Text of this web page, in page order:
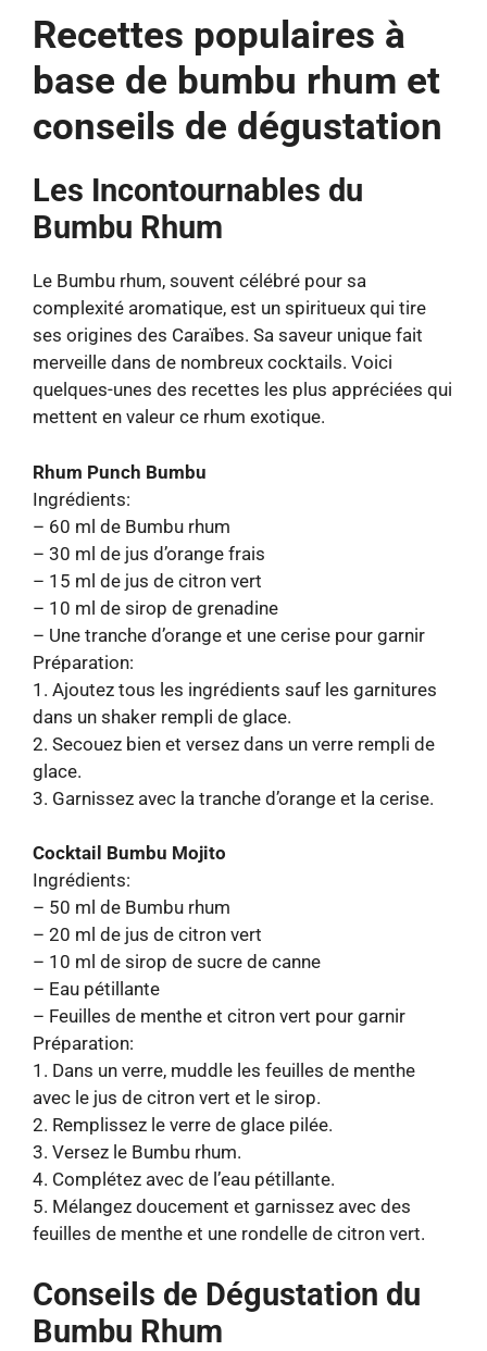
Recettes populaires à
base de bumbu rhum et
conseils de dégustation
Les Incontournables du
Bumbu Rhum
Le Bumbu rhum, souvent célébré pour sa
complexité aromatique, est un spiritueux qui tire
ses origines des Caraïbes. Sa saveur unique fait
merveille dans de nombreux cocktails. Voici
quelques-unes des recettes les plus appréciées qui
mettent en valeur ce rhum exotique.
Rhum Punch Bumbu
Ingrédients:
– 60 ml de Bumbu rhum
– 30 ml de jus d’orange frais
– 15 ml de jus de citron vert
– 10 ml de sirop de grenadine
– Une tranche d’orange et une cerise pour garnir
Préparation:
1. Ajoutez tous les ingrédients sauf les garnitures
dans un shaker rempli de glace.
2. Secouez bien et versez dans un verre rempli de
glace.
3. Garnissez avec la tranche d’orange et la cerise.
Cocktail Bumbu Mojito
Ingrédients:
– 50 ml de Bumbu rhum
– 20 ml de jus de citron vert
– 10 ml de sirop de sucre de canne
– Eau pétillante
– Feuilles de menthe et citron vert pour garnir
Préparation:
1. Dans un verre, muddle les feuilles de menthe
avec le jus de citron vert et le sirop.
2. Remplissez le verre de glace pilée.
3. Versez le Bumbu rhum.
4. Complétez avec de l’eau pétillante.
5. Mélangez doucement et garnissez avec des
feuilles de menthe et une rondelle de citron vert.
Conseils de Dégustation du
Bumbu Rhum